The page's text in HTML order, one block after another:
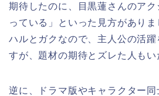
期待したのに、目黒蓮さんのア
っている」といった見方があり
ハルとガクなので、主人公の活
すが、題材の期待とズレた人もい
逆に、ドラマ版やキャラクター